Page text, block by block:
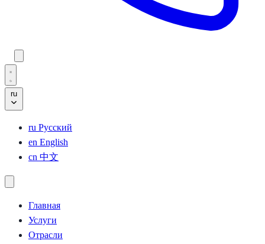
ru
ru Русский
en English
cn 中文
Главная
Услуги
Отрасли